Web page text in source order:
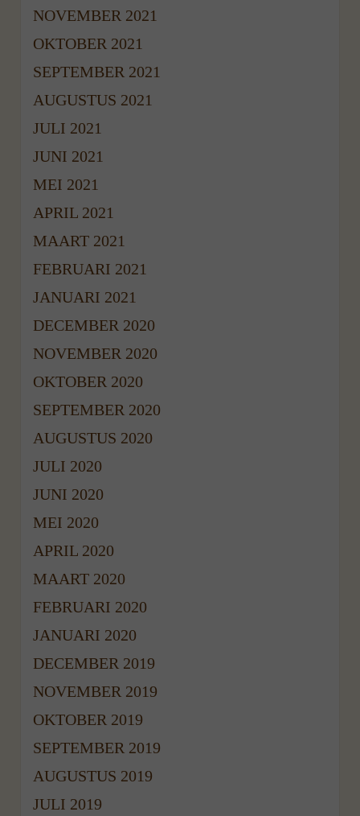
NOVEMBER 2021
OKTOBER 2021
SEPTEMBER 2021
AUGUSTUS 2021
JULI 2021
JUNI 2021
MEI 2021
APRIL 2021
MAART 2021
FEBRUARI 2021
JANUARI 2021
DECEMBER 2020
NOVEMBER 2020
OKTOBER 2020
SEPTEMBER 2020
AUGUSTUS 2020
JULI 2020
JUNI 2020
MEI 2020
APRIL 2020
MAART 2020
FEBRUARI 2020
JANUARI 2020
DECEMBER 2019
NOVEMBER 2019
OKTOBER 2019
SEPTEMBER 2019
AUGUSTUS 2019
JULI 2019